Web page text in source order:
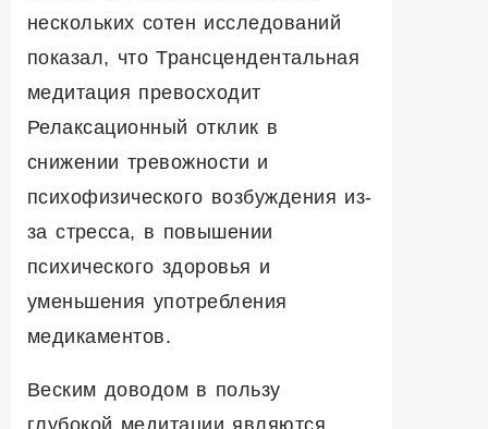
нескольких сотен исследований
показал, что Трансцендентальная
медитация превосходит
Релаксационный отклик в
снижении тревожности и
психофизического возбуждения из-
за стресса, в повышении
психического здоровья и
уменьшения употребления
медикаментов.
Веским доводом в пользу
глубокой медитации являются